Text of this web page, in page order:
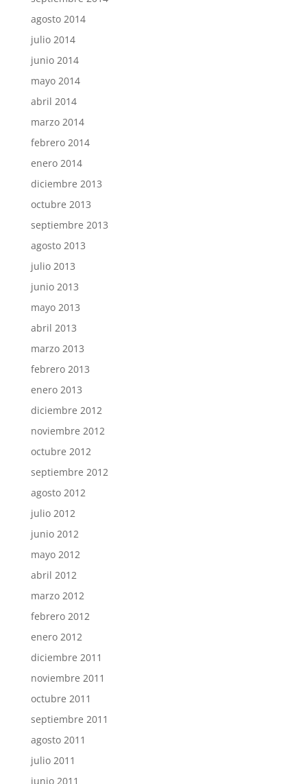
agosto 2014
julio 2014
junio 2014
mayo 2014
abril 2014
marzo 2014
febrero 2014
enero 2014
diciembre 2013
octubre 2013
septiembre 2013
agosto 2013
julio 2013
junio 2013
mayo 2013
abril 2013
marzo 2013
febrero 2013
enero 2013
diciembre 2012
noviembre 2012
octubre 2012
septiembre 2012
agosto 2012
julio 2012
junio 2012
mayo 2012
abril 2012
marzo 2012
febrero 2012
enero 2012
diciembre 2011
noviembre 2011
octubre 2011
septiembre 2011
agosto 2011
julio 2011
junio 2011